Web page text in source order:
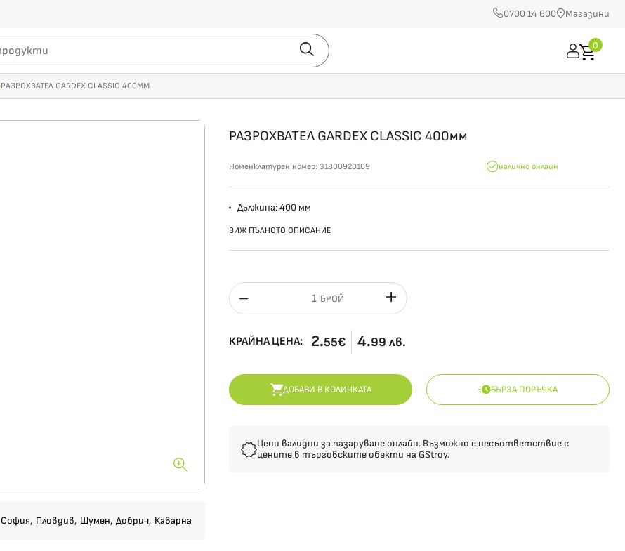
0700 14 600 Магазини
0
РАЗРОХВАТЕЛ GARDEX CLASSIC 400ММ
София, Пловдив, Шумен, Добрич, Каварна
РАЗРОХВАТЕЛ GARDEX CLASSIC 400мм
Номенклатурен номер: 31800920109 налично онлайн
Дължина: 400 мм
ВИЖ ПЪЛНОТО ОПИСАНИЕ
БРОЙ
КРАЙНА ЦЕНА: 2.55€ 4.99 лв.
ДОБАВИ В КОЛИЧКАТА БЪРЗА ПОРЪЧКА
Цени валидни за пазаруване онлайн. Възможно е несъответствие с
цените в търговските обекти на GStroy.